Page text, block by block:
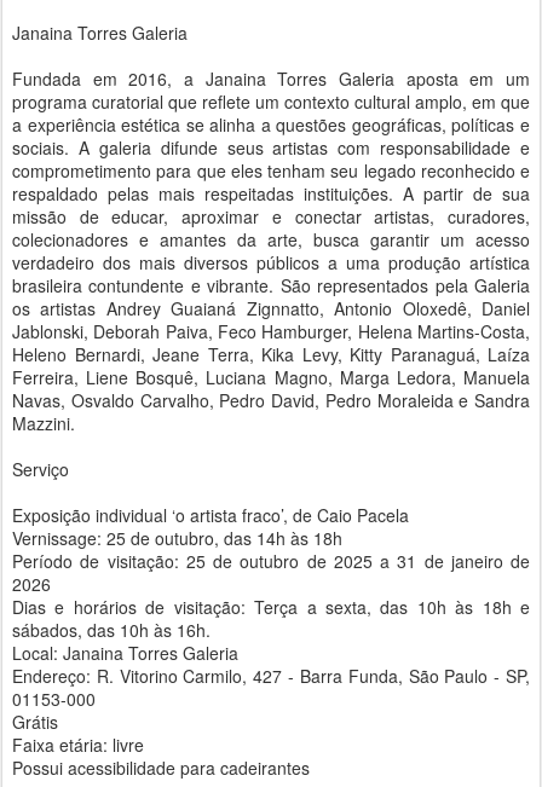
Janaina Torres Galeria
Fundada em 2016, a Janaina Torres Galeria aposta em um
programa curatorial que reflete um contexto cultural amplo, em que
a experiência estética se alinha a questões geográficas, políticas e
sociais. A galeria difunde seus artistas com responsabilidade e
comprometimento para que eles tenham seu legado reconhecido e
respaldado pelas mais respeitadas instituições. A partir de sua
missão de educar, aproximar e conectar artistas, curadores,
colecionadores e amantes da arte, busca garantir um acesso
verdadeiro dos mais diversos públicos a uma produção artística
brasileira contundente e vibrante. São representados pela Galeria
os artistas Andrey Guaianá Zignnatto, Antonio Oloxedê, Daniel
Jablonski, Deborah Paiva, Feco Hamburger, Helena Martins-Costa,
Heleno Bernardi, Jeane Terra, Kika Levy, Kitty Paranaguá, Laíza
Ferreira, Liene Bosquê, Luciana Magno, Marga Ledora, Manuela
Navas, Osvaldo Carvalho, Pedro David, Pedro Moraleida e Sandra
Mazzini.
Serviço
Exposição individual ‘o artista fraco’, de Caio Pacela
Vernissage: 25 de outubro, das 14h às 18h
Período de visitação: 25 de outubro de 2025 a 31 de janeiro de
2026
Dias e horários de visitação: Terça a sexta, das 10h às 18h e
sábados, das 10h às 16h.
Local: Janaina Torres Galeria
Endereço: R. Vitorino Carmilo, 427 - Barra Funda, São Paulo - SP,
01153-000
Grátis
Faixa etária: livre
Possui acessibilidade para cadeirantes